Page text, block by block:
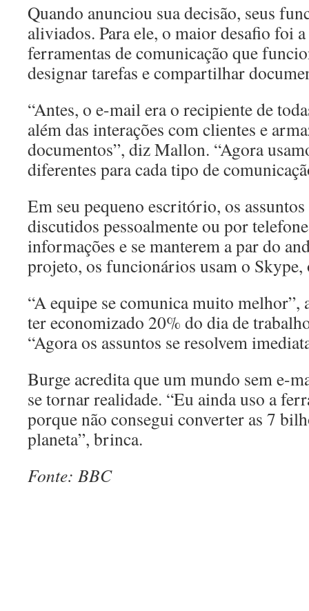
Quando anunciou sua decisão, seus
aliviados. Para ele, o maior desafio foi
ferramentas de comunicação que
designar tarefas e compartilhar
“Antes, o e-mail era o recipiente de
além das interações com clientes e
documentos”, diz Mallon. “Agora
diferentes para cada tipo de
Em seu pequeno escritório, os
discutidos pessoalmente ou por
informações e se manterem a par do
projeto, os funcionários usam o
“A equipe se comunica muito melhor”,
ter economizado 20% do dia de
“Agora os assuntos se resolvem
Burge acredita que um mundo sem e-
se tornar realidade. “Eu ainda uso a
porque não consegui converter as 7
planeta”, brinca.
Fonte: BBC